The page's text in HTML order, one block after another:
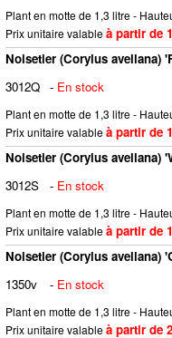
Plant en motte de 1,3 litre -
Prix unitaire valableà partir de
Noisetier (Corylus avellana)
3012Q - En stock
Plant en motte de 1,3 litre -
Prix unitaire valableà partir de
Noisetier (Corylus avellana)
3012S
- En stock
Plant en motte de 1,3 litre -
Prix unitaire valableà partir de
Noisetier (Corylus avellana)
1350v
- En stock
Plant en motte de 1,3 litre -
Prix unitaire valableà partir de